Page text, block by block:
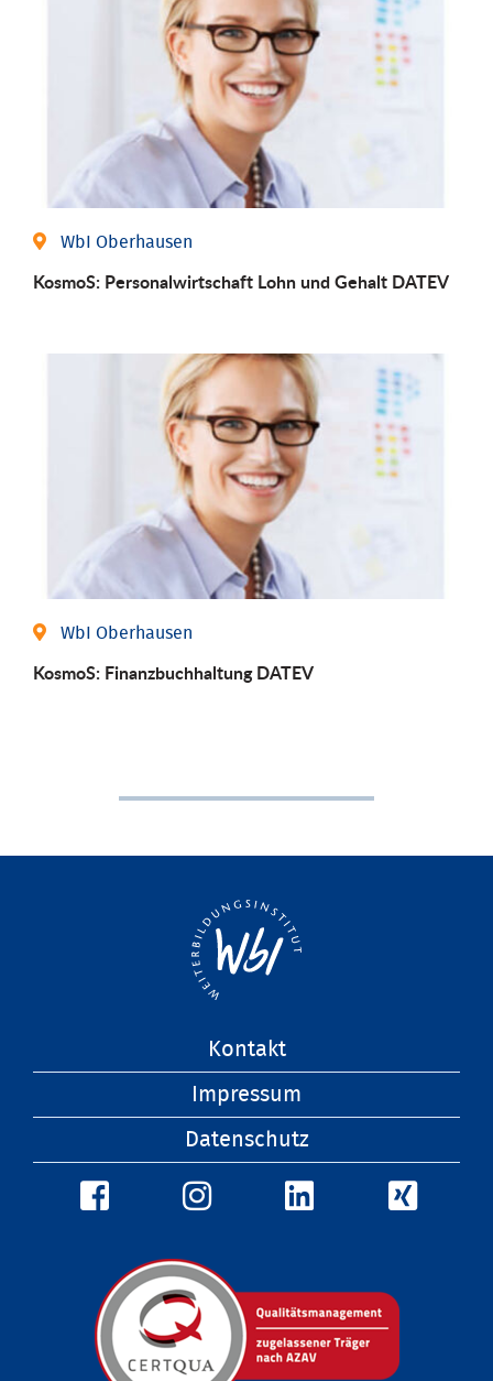
WbI Oberhausen
KosmoS: Personalwirtschaft Lohn und Gehalt DATEV
WbI Oberhausen
KosmoS: Finanzbuchhaltung DATEV
Kontakt
Impressum
Datenschutz